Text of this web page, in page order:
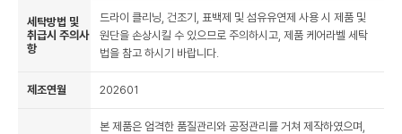
세탁방법 및
취급시 주의사
항
드라이 클리닝, 건조기, 표백제 및 섬유유연제 사용 시 제품 및
원단을 손상시킬 수 있으므로 주의하시고, 제품 케어라벨 세탁
법을 참고 하시기 바랍니다.
제조연월 202601
본 제품은 엄격한 품질관리와 공정관리를 거쳐 제작하였으며,